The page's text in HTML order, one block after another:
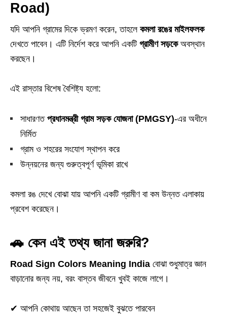
Road)
যদি আপনি গ্রামের দিকে ভ্রমণ করেন, তাহলে কমলা রঙের মাইলফলক
দেখতে পাবেন। এটি নির্দেশ করে আপনি একটি গ্রামীণ সড়কেঅবস্থান
করছেন।
এই রাস্তার বিশেষ বৈশিষ্ট্য হলো:
সাধারণত প্রধানমন্ত্রী গ্রাম সড়ক যোজনা (PMGSY)-এর অধীনে
নির্মিত
গ্রাম ও শহরের সংযোগ স্থাপন করে
উন্নয়নের জন্য গুরুত্বপূর্ণ ভূমিকা রাখে
কমলা রঙ দেখে বোঝা যায় আপনি একটি গ্রামীণ বা কম উন্নত এলাকায়
প্রবেশ করেছেন।
🚗 কেন এই তথ্য জানা জরুরি?
Road Sign Colors Meaning India বোঝা শুধুমাত্র জ্ঞান
বাড়ানোর জন্য নয়, বরং বাস্তব জীবনে খুবই কাজে লাগে।
✔ আপনি কোথায় আছেন তা সহজেই বুঝতে পারবেন